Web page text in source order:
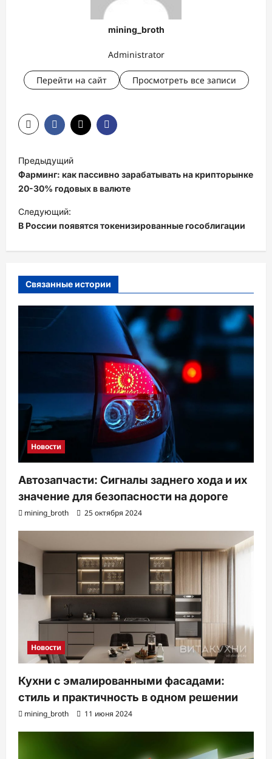
mining_broth
Administrator
Перейти на сайт Просмотреть все записи
а
в
и
г
а
я
с
Предыдущий
Фарминг: как пассивно зарабатывать на крипторынке
20-30% годовых в валюте
Следующий:
В России появятся токенизированные гособлигации
Связанные истории
Новости
Автозапчасти: Сигналы заднего хода и их
значение для безопасности на дороге
mining_broth 25 октября 2024
Новости
Кухни с эмалированными фасадами:
стиль и практичность в одном решении
mining_broth 11 июня 2024